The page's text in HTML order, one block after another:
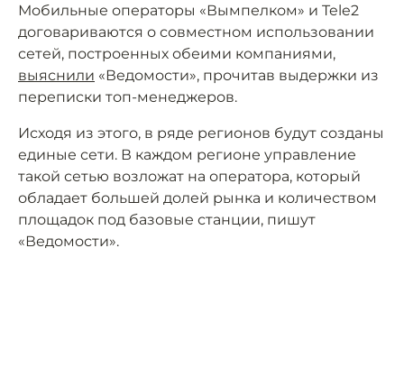
Мобильные операторы «Вымпелком» и Tele2
договариваются о совместном использовании
сетей, построенных обеими компаниями,
выяснили «Ведомости», прочитав выдержки из
переписки топ-менеджеров.
Исходя из этого, в ряде регионов будут созданы
единые сети. В каждом регионе управление
такой сетью возложат на оператора, который
обладает большей долей рынка и количеством
площадок под базовые станции, пишут
«Ведомости».